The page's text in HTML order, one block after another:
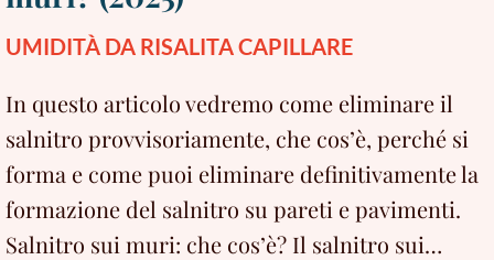
UMIDITÀ DA RISALITA CAPILLARE
In questo articolo vedremo come eliminare il
salnitro provvisoriamente, che cos’è, perché si
forma e come puoi eliminare definitivamente la
formazione del salnitro su pareti e pavimenti.
Salnitro sui muri: che cos’è? Il salnitro sui…